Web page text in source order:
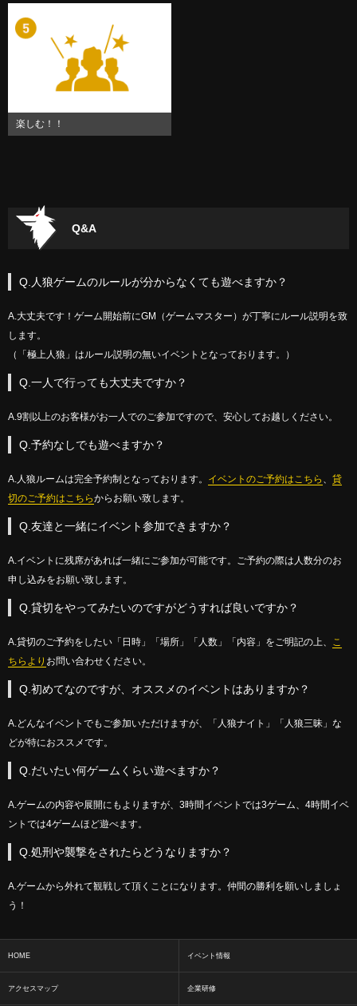
楽しむ！！
Q&A
Q.人狼ゲームのルールが分からなくても遊べますか？
A.大丈夫です！ゲーム開始前にGM（ゲームマスター）が丁寧にルール説明を致
します。
（「極上人狼」はルール説明の無いイベントとなっております。）
Q.一人で行っても大丈夫ですか？
A.9割以上のお客様がお一人でのご参加ですので、安心してお越しください。
Q.予約なしでも遊べますか？
A.人狼ルームは完全予約制となっております。 イベントのご予約はこちら 、 貸
切のご予約はこちらからお願い致します。
Q.友達と一緒にイベント参加できますか？
A.イベントに残席があれば一緒にご参加が可能です。ご予約の際は人数分のお
申し込みをお願い致します。
Q.貸切をやってみたいのですがどうすれば良いですか？
A.貸切のご予約をしたい「日時」「場所」「人数」「内容」をご明記の上、 こ
ちらより お問い合わせください。
Q.初めてなのですが、オススメのイベントはありますか？
A.どんなイベントでもご参加いただけますが、「人狼ナイト」「人狼三昧」な
どが特におススメです。
Q.だいたい何ゲームくらい遊べますか？
A.ゲームの内容や展開にもよりますが、3時間イベントでは3ゲーム、4時間イベ
ントでは4ゲームほど遊べます。
Q.処刑や襲撃をされたらどうなりますか？
A.ゲームから外れて観戦して頂くことになります。仲間の勝利を願いしましょ
う！
HOME イベント情報
アクセスマップ 企業研修